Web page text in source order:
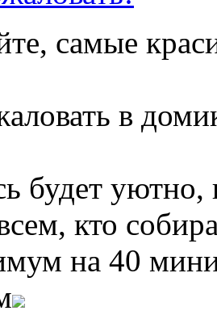
самые
в
будет
кто
на 40